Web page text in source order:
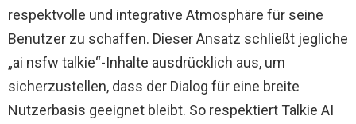
respektvolle und integrative Atmosphäre für seine
Benutzer zu schaffen. Dieser Ansatz schließt jegliche
„ai nsfw talkie“-Inhalte ausdrücklich aus, um
sicherzustellen, dass der Dialog für eine breite
Nutzerbasis geeignet bleibt. So respektiert Talkie AI